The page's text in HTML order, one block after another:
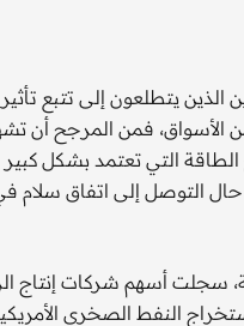
الذين يتطلعون إلى تتبع
الأسواق، فمن المرجح أن
التي تعتمد بشكل
التوصل إلى اتفاق سلام
سجلت أسهم شركات إنتاج
النفط الصخري